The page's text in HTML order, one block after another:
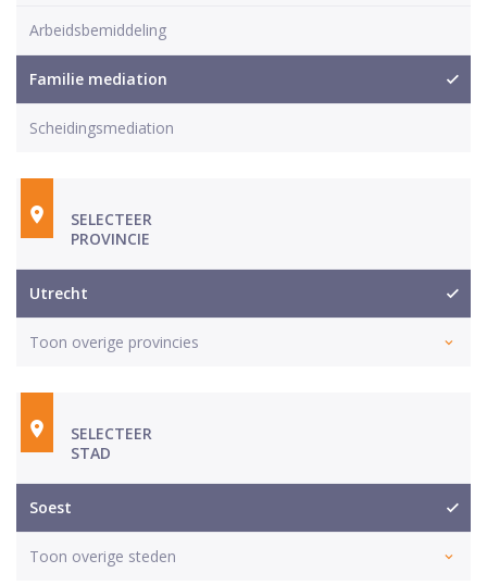
Arbeidsbemiddeling
Familie mediation
Scheidingsmediation
SELECTEER
PROVINCIE
Utrecht
Toon overige provincies
SELECTEER
STAD
Soest
Toon overige steden